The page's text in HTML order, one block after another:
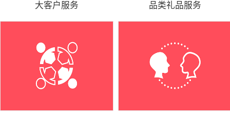
大客户服务 品类礼品服务